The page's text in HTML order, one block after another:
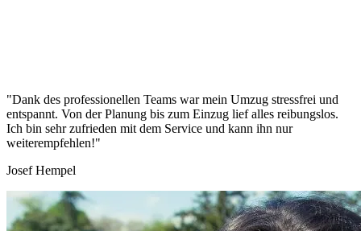
"Dank des professionellen Teams war mein Umzug stressfrei und
entspannt. Von der Planung bis zum Einzug lief alles reibungslos.
Ich bin sehr zufrieden mit dem Service und kann ihn nur
weiterempfehlen!"
Josef Hempel